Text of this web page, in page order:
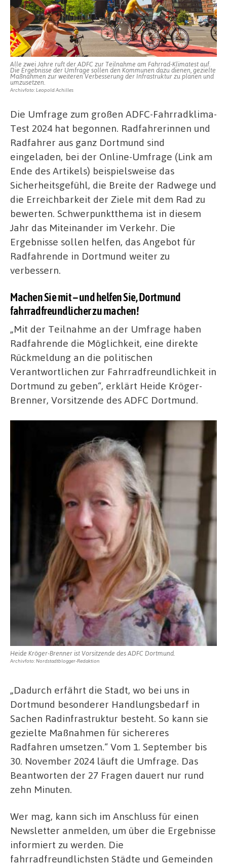
Alle zwei Jahre ruft der ADFC zur Teilnahme am Fahrrad-Klimatest auf.
Die Ergebnisse der Umfrage sollen den Kommunen dazu dienen, gezielte
Maßnahmen zur weiteren Verbesserung der Infrastruktur zu planen und
umzusetzen.
Archivfoto: Leopold Achilles
Die Umfrage zum großen ADFC-Fahrradklima-
Test 2024 hat begonnen. Radfahrerinnen und
Radfahrer aus ganz Dortmund sind
eingeladen, bei der Online-Umfrage (Link am
Ende des Artikels) beispielsweise das
Sicherheitsgefühl, die Breite der Radwege und
die Erreichbarkeit der Ziele mit dem Rad zu
bewerten. Schwerpunktthema ist in diesem
Jahr das Miteinander im Verkehr. Die
Ergebnisse sollen helfen, das Angebot für
Radfahrende in Dortmund weiter zu
verbessern.
Machen Sie mit – und helfen Sie, Dortmund
fahrradfreundlicher zu machen!
„Mit der Teilnahme an der Umfrage haben
Radfahrende die Möglichkeit, eine direkte
Rückmeldung an die politischen
Verantwortlichen zur Fahrradfreundlichkeit in
Dortmund zu geben“, erklärt Heide Kröger-
Brenner, Vorsitzende des ADFC Dortmund.
Heide Kröger-Brenner ist Vorsitzende des ADFC Dortmund.
Archivfoto: Nordstadtblogger-Redaktion
„Dadurch erfährt die Stadt, wo bei uns in
Dortmund besonderer Handlungsbedarf in
Sachen Radinfrastruktur besteht. So kann sie
gezielte Maßnahmen für sichereres
Radfahren umsetzen.“ Vom 1. September bis
30. November 2024 läuft die Umfrage. Das
Beantworten der 27 Fragen dauert nur rund
zehn Minuten.
Wer mag, kann sich im Anschluss für einen
Newsletter anmelden, um über die Ergebnisse
informiert zu werden. Die
fahrradfreundlichsten Städte und Gemeinden